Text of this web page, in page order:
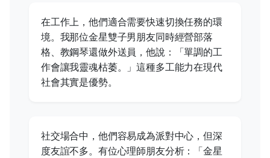
在工作上，他們適合需要快速切換任務的環
境。我那位金星雙子男朋友同時經營部落
格、教鋼琴還做外送員，他說：「單調的工
作會讓我靈魂枯萎。」這種多工能力在現代
社會其實是優勢。
社交場合中，他們容易成為派對中心，但深
度友誼不多。有位心理師朋友分析：「金星